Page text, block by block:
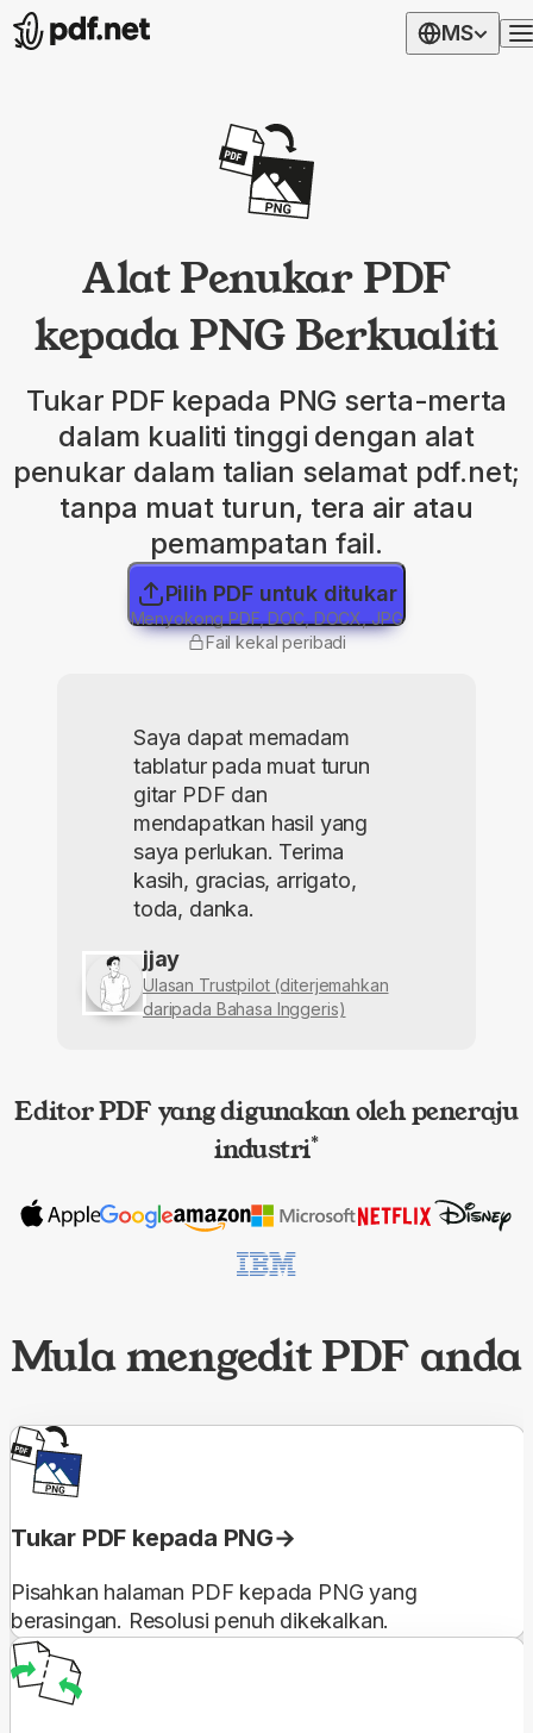
MS
Alat Penukar PDF
kepada PNG Berkualiti
Tukar PDF kepada PNG serta-merta
dalam kualiti tinggi dengan alat
penukar dalam talian selamat pdf.net;
tanpa muat turun, tera air atau
pemampatan fail.
Pilih PDF untuk ditukar
Menyokong PDF, DOC, DOCX, JPG
Fail kekal peribadi
Saya dapat memadam
tablatur pada muat turun
gitar PDF dan
mendapatkan hasil yang
saya perlukan. Terima
kasih, gracias, arrigato,
toda, danka.
jjay
Ulasan Trustpilot (diterjemahkan
daripada Bahasa Inggeris)
Editor PDF yang digunakan oleh peneraju
industri*
Mula mengedit PDF anda
Tukar PDF kepada PNG
Pisahkan halaman PDF kepada PNG yang
berasingan. Resolusi penuh dikekalkan.